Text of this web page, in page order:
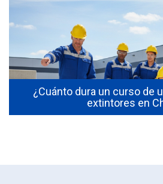
¿Cuánto dura un curso de
extintores en